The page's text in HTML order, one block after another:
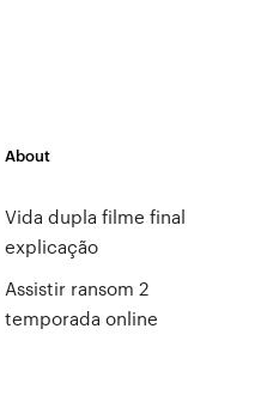
About
Vida dupla filme final
explicação
Assistir ransom 2
temporada online